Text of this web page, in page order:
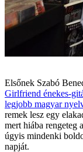
Elsőnek Szabó
Girlfriend énekes-
legjobb magyar
remek lesz egy
mert hiába rengeteg
úgyis mindenki
napját.